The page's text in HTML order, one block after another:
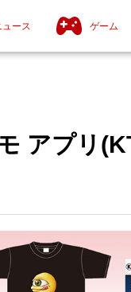
ュース ゲーム
アプリ